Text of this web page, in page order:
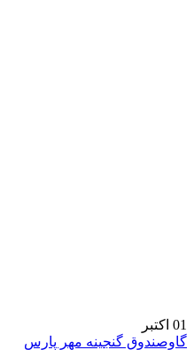
01 اکتبر
گاوصندوق گنجینه مهر پارس